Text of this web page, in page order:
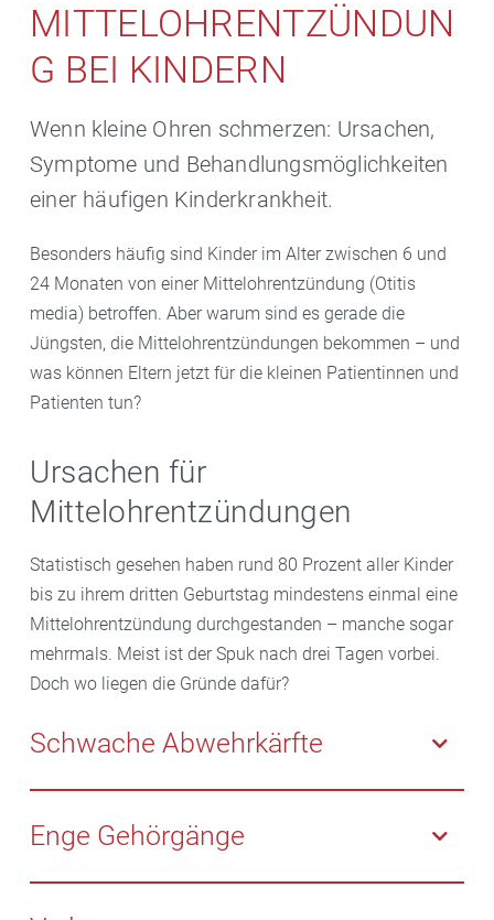
MITTELOHRENTZÜNDUN
G BEI KINDERN
Wenn kleine Ohren schmerzen: Ursachen,
Symptome und Behandlungsmöglichkeiten
einer häufigen Kinderkrankheit.
Besonders häufig sind Kinder im Alter zwischen 6 und
24 Monaten von einer Mittelohrentzündung (Otitis
media) betroffen. Aber warum sind es gerade die
Jüngsten, die Mittelohrentzündungen bekommen – und
was können Eltern jetzt für die kleinen Patientinnen und
Patienten tun?
Ursachen für
Mittelohrentzündungen
Statistisch gesehen haben rund 80 Prozent aller Kinder
bis zu ihrem dritten Geburtstag mindestens einmal eine
Mittelohrentzündung durchgestanden – manche sogar
mehrmals. Meist ist der Spuk nach drei Tagen vorbei.
Doch wo liegen die Gründe dafür?
Schwache Abwehrkärfte
Generell sind Babys und Kleinkinder anfälliger für
Infekte als ältere Kinder. Krankheitserreger haben bei
ihnen ein leichteres Spiel, weil das kindliche
Immunsystem noch nicht ausreichend ausgebildet
Enge Gehörgänge
Zwischen dem Nasen-Rachen-Raum und dem